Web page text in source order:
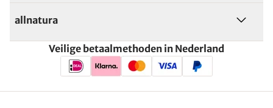
allnatura
Veilige betaalmethoden in Nederland